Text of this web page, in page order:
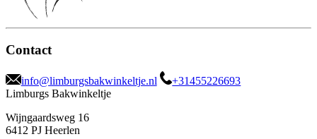
Contact
info@limburgsbakwinkeltje.nl
+31455226693
Limburgs Bakwinkeltje
Wijngaardsweg 16
6412 PJ Heerlen